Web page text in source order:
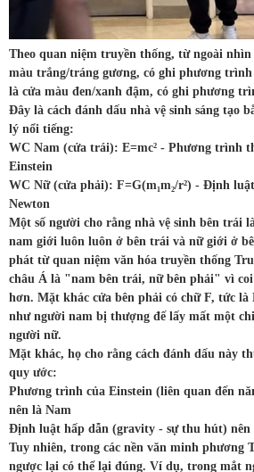
Theo quan niệm truyền thống, từ ngoài
màu trắng/tráng gương, có ghi phương
là cửa màu đen/xanh đậm, có ghi phương
Đây là cách đánh dấu nhà vệ sinh sáng tạo
lý nổi tiếng:
WC Nam (cửa trái): E=mc² - Phương trình
Einstein
WC Nữ (cửa phải): F=G(m₁m₂/r²) - Định
Newton
Một số người cho rằng nhà vệ sinh bên trái
nam giới luôn luôn ở bên trái và nữ giới ở
phát từ quan niệm văn hóa truyền thống
châu Á là "nam bên trái, nữ bên phải" vì
hơn. Mặt khác cửa bên phải có chữ F, tức
như người nam bị thượng đế lấy mất một
người nữ.
Mặt khác, họ cho rằng cách đánh dấu này
quy ước:
Phương trình của Einstein (liên quan đến
nên là Nam
Định luật hấp dẫn (gravity - sự thu hút) nên
Tuy nhiên, trong các nền văn minh phương
ngược lại có thể lại đúng. Ví dụ, trong mắt